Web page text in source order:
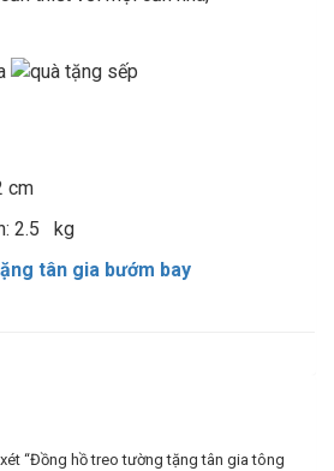
cm
2.5 kg
tân gia bướm bay
“Đồng hồ treo tường tặng tân gia tông